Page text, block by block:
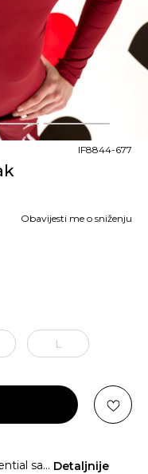
3 4
IF8844-677
Obavijesti me o sniženju
L
sa... Detaljnije